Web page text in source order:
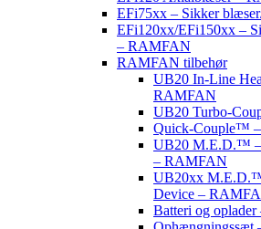
EFi75xx – Sikker
EFi120xx/EFi150xx –
– RAMFAN
RAMFAN tilbehør
UB20 In-Line
RAMFAN
UB20 Turbo-
Quick-Couple™
UB20 M.E.D.™ –
– RAMFAN
UB20xx
Device –
Batteri og